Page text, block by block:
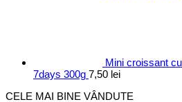
Mini croissant
7days 300g 7,50 lei
CELE MAI BINE VÂNDUTE